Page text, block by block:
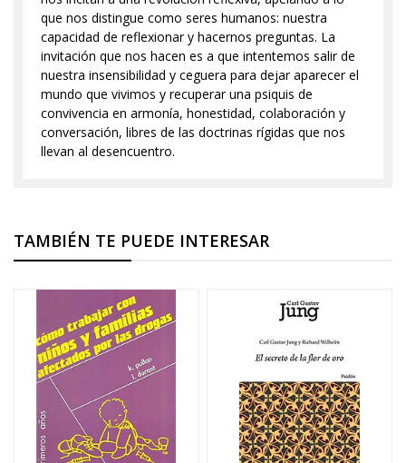
que nos distingue como seres humanos: nuestra
capacidad de reflexionar y hacernos preguntas. La
invitación que nos hacen es a que intentemos salir de
nuestra insensibilidad y ceguera para dejar aparecer el
mundo que vivimos y recuperar una psiquis de
convivencia en armonía, honestidad, colaboración y
conversación, libres de las doctrinas rígidas que nos
llevan al desencuentro.
TAMBIÉN TE PUEDE INTERESAR